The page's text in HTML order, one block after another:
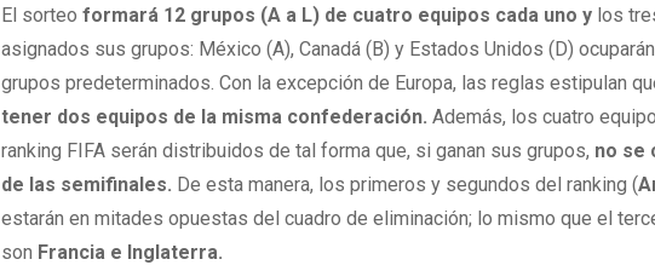
El sorteoformará 12 grupos (A a L) de cuatro equipos cada uno y los
asignados sus grupos: México (A), Canadá (B) y Estados Unidos (D)
grupos predeterminados. Con la excepción de Europa, las reglas estipulan
tener dos equipos de la misma confederación.Además, los cuatro
ranking FIFA serán distribuidos de tal forma que, si ganan sus grupos, no se
de las semifinales. De esta manera, los primeros y segundos del ranking (
estarán en mitades opuestas del cuadro de eliminación; lo mismo que el
son Francia e Inglaterra.